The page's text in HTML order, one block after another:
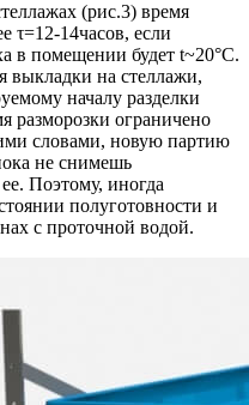
(рис.3) время
τ=12-14часов, если
в помещении будет t~20°С.
выкладки на стеллажи,
началу разделки
разморозки ограничено
словами, новую партию
не снимешь
Поэтому, иногда
полуготовности и
с проточной водой.